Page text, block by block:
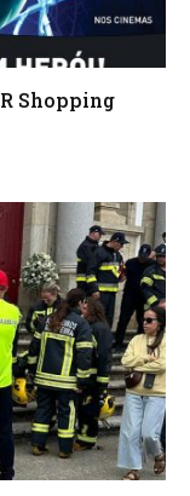
Shopping